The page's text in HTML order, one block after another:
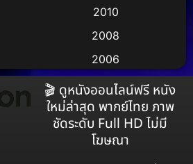
Story สร้างจากเรื่องจริง (3)
True Story เรื่องจริง(38)
True Story เรื่องจริง(76)
2010
2008
2006
2004
2002
2000
🎬 ดูหนังออนไลน์ฟรี หนัง
ใหม่ล่าสุด พากย์ไทย ภาพ
ชัดระดับ Full HD ไม่มี
โฆษณา